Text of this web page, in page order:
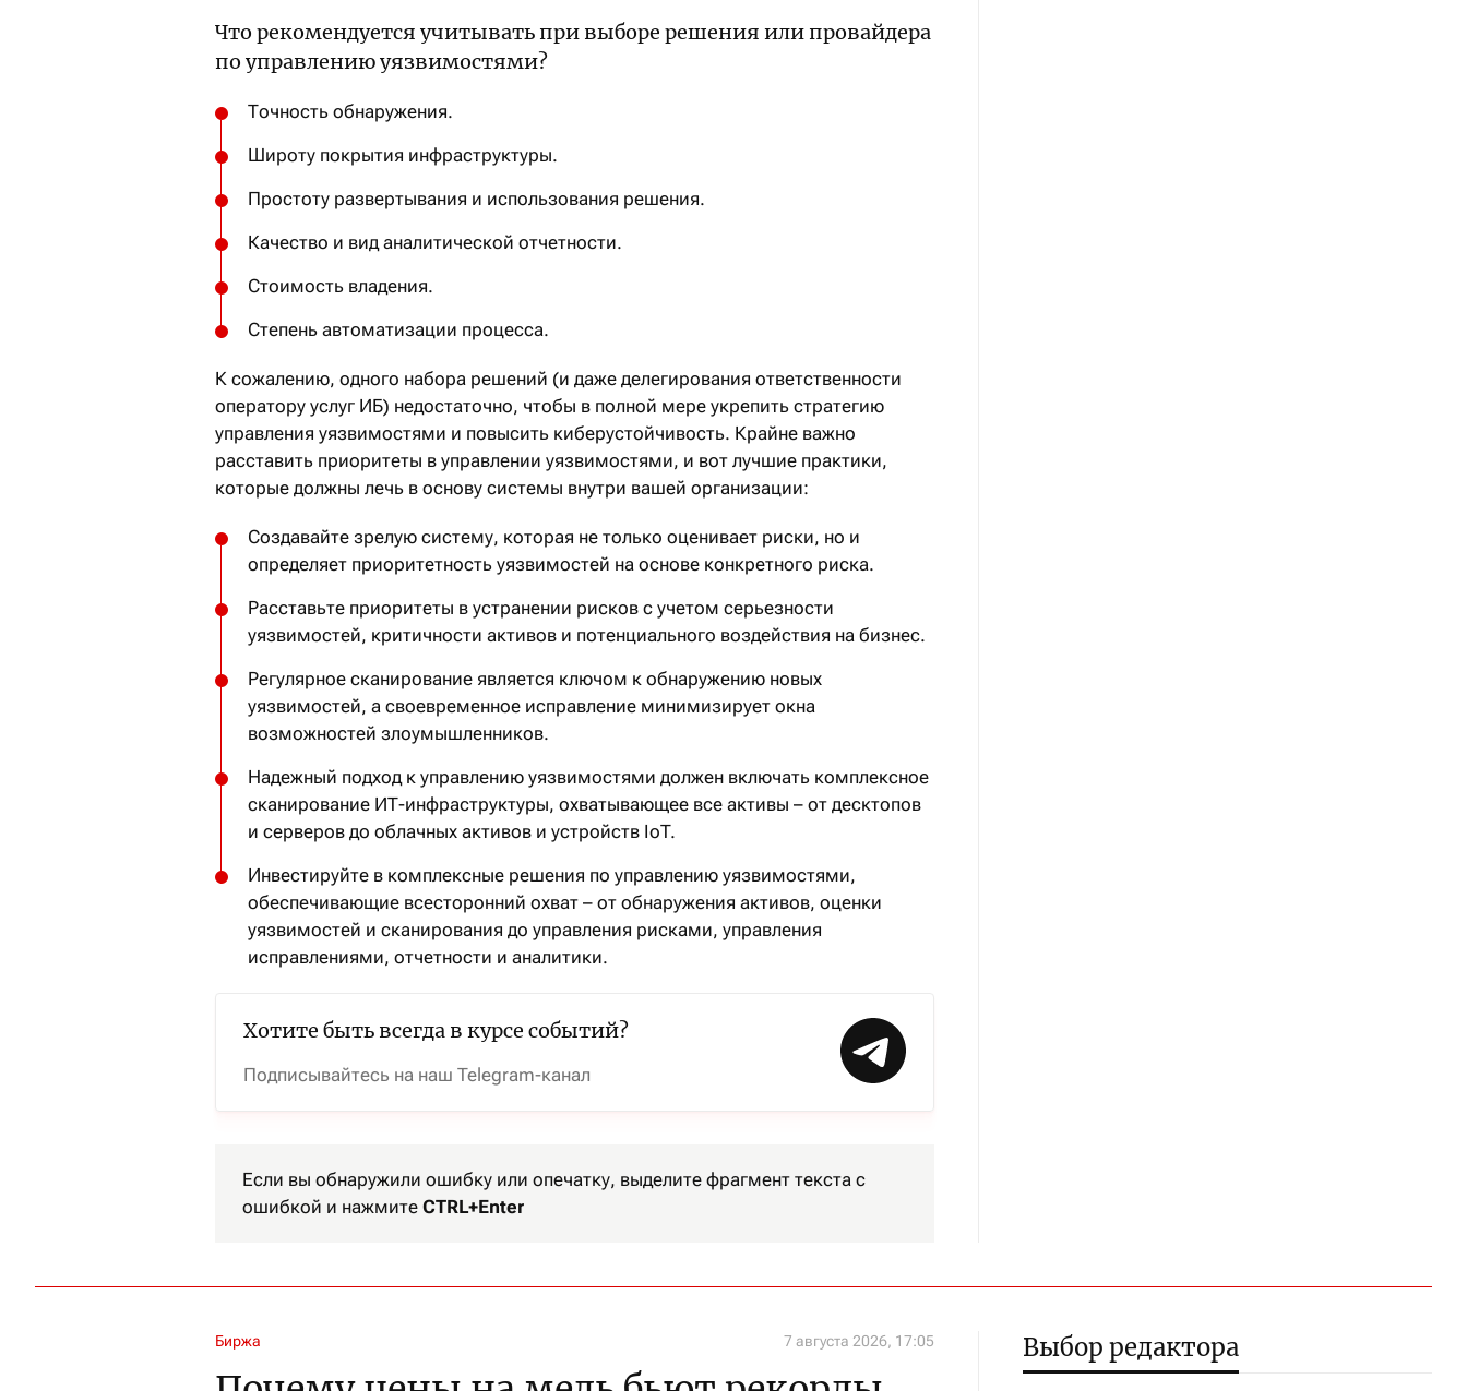
Что рекомендуется учитывать при выборе решения или провайдера
по управлению уязвимостями?
Точность обнаружения.
Широту покрытия инфраструктуры.
Простоту развертывания и использования решения.
Качество и вид аналитической отчетности.
Стоимость владения.
Степень автоматизации процесса.
К сожалению, одного набора решений (и даже делегирования ответственности
оператору услуг ИБ) недостаточно, чтобы в полной мере укрепить стратегию
управления уязвимостями и повысить кибер­устойчивость. Крайне важно
расставить приоритеты в управлении уязвимостями, и вот лучшие практики,
которые должны лечь в основу системы внутри вашей организации:
Создавайте зрелую систему, которая не только оценивает риски, но и
определяет приоритетность уязвимостей на основе конкретного риска.
Расставьте приоритеты в устранении рисков с учетом серьезности
уязвимостей, критичности активов и потенциального воздействия на бизнес.
Регулярное сканирование является ключом к обнаружению новых
уязвимостей, а своевременное исправление минимизирует окна
возможностей злоумышленников.
Надежный подход к управлению уязвимостями должен включать комплексное
сканирование ИТ-инфраструктуры, охватывающее все активы – от деск­топов
и серверов до облачных активов и устройств IoT.
Инвестируйте в комплексные решения по управлению уязвимостями,
обеспечивающие всесторонний охват – от обнаружения активов, оценки
уязвимостей и сканирования до управления рисками, управления
исправлениями, отчетности и аналитики.
Хотите быть всегда в курсе событий?
Подписывайтесь на наш Telegram-канал
Если вы обнаружили ошибку или опечатку, выделите фрагмент текста с
ошибкой и нажмите CTRL+Enter
Биржа 7 августа 2026, 17:05 Выбор редактора